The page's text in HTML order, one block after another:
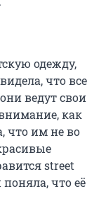
одежду,
что все
ведут свои
как
что им не во
street
что её